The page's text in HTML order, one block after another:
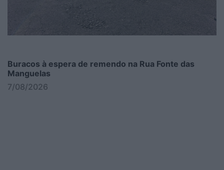
Buracos à espera de remendo na Rua Fonte das
Manguelas
7/08/2026